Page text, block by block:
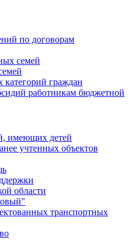
по договорам
семей
граждан
работникам бюджетной
имеющих детей
учтенных объектов
области
транспортных